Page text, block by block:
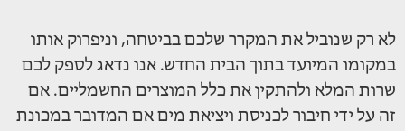
לא רק שנוביל את המקרר שלכם בביטחה, וניפרוק אותו
במקומו המיועד בתוך הבית החדש. אנו נדאג לספק לכם
שרות המלא ולהתקין את כלל המוצרים החשמליים. אם
זה על ידי חיבור לכניסת ויציאת מים אם המדובר במכונת